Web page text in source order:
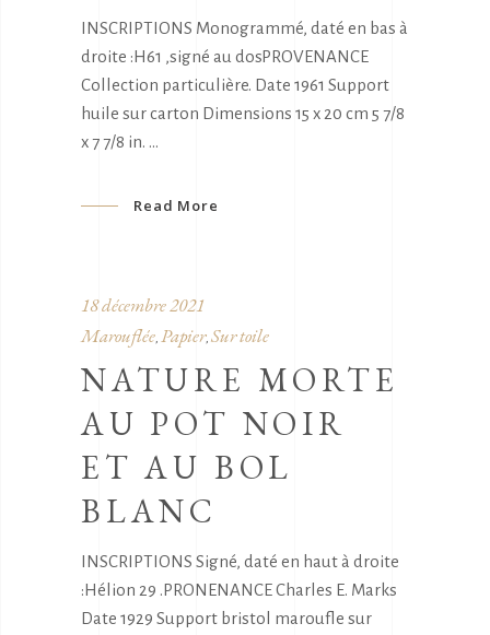
INSCRIPTIONS Monogrammé, daté en bas à
droite :H61 ,signé au dosPROVENANCE
Collection particulière. Date 1961 Support
huile sur carton Dimensions 15 x 20 cm 5 7/8
x 7 7/8 in.
Read More
18 décembre 2021
Marouflée Papier, Sur toile
NATURE MORTE
AU POT NOIR
ET AU BOL
BLANC
INSCRIPTIONS Signé, daté en haut à droite
:Hélion 29 .PRONENANCE Charles E. Marks
Date 1929 Support bristol maroufle sur